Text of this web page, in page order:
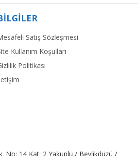
Satış Sözleşmesi
Kullanım Koşulları
Politikası
No: 14 Kat: 2 Yakuplu / Beylikdüzü /